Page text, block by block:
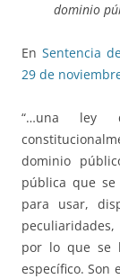
dominio
EnSentencia
29 de
“…una ley
dominio
pública que
para usar,
por lo que se
específico. Son